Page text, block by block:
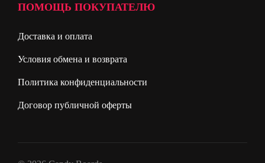
ПОМОЩЬ ПОКУПАТЕЛЮ
Доставка и оплата
Условия обмена и возврата
Политика конфиденциальности
Договор публичной оферты